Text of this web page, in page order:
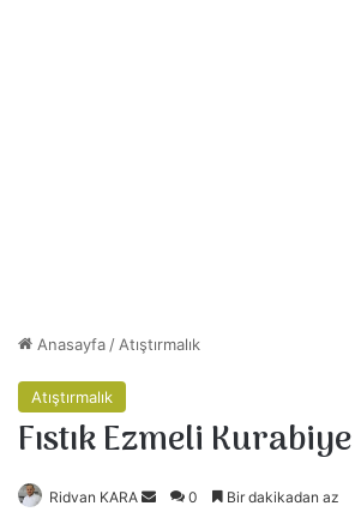
Anasayfa / Atıştırmalık
Atıştırmalık
Fıstık Ezmeli Kurabiye
Ridvan KARA 0 Bir dakikadan az